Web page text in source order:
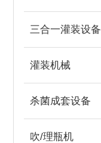
三合一灌装设备
灌装机械
杀菌成套设备
吹/理瓶机